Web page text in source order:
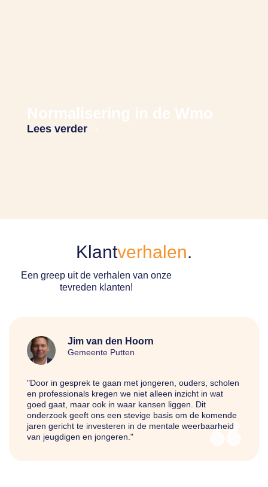
Normalisering in de Wmo
Lees verder
Klantverhalen.
Een greep uit de verhalen van onze
tevreden klanten!
Jim van den Hoorn
Gemeente Putten
"Door in gesprek te gaan met jongeren, ouders, scholen
en professionals kregen we niet alleen inzicht in wat
goed gaat, maar ook in waar kansen liggen. Dit
onderzoek geeft ons een stevige basis om de komende
jaren gericht te investeren in de mentale weerbaarheid
van jeugdigen en jongeren."